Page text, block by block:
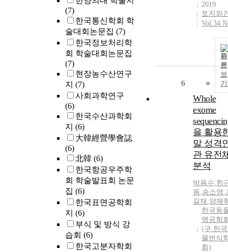
(7)
한국통신학회 학
술대회논문집 (7)
한국정보처리학
회 학술대회논문집
(7)
현장농수산연구
지 (7)
사회과학연구
(6)
한국수산과학회
지 (6)
大韓經營學會誌
(6)
北韓 (6)
한국항공우주학
회 학술발표회 논문
집 (6)
한국표면공학회
지 (6)
부식 및 방식 강
습회 (6)
한국고분자학회
2019
토지와
Vol.34
원
문
보
기
6
Whole
exome
을 활용
말 성격
관 유전
분석
박용수,한
동,송소영 ,
길재 ,양재
한국동
명공학
(구 한
물번식
회)